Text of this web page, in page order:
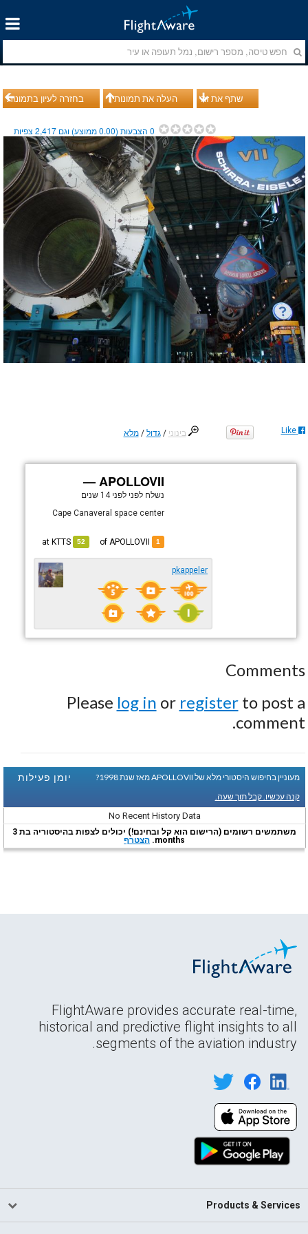
בחזרה לעיון בתמונות העלה את תמונותיך שתף את זה
0הצבעות (0.00ממוצע) וגם 2,417צפיות
בינוני /גדול /מלא Like
APOLLOVII —
נשלח לפני לפני 14 שנים
Cape Canaveral space center
1
52
KTTS
pkappeler
Comments
Please log in or registerto post a
comment.
יומן פעילות
מעוניין בחיפוש היסטורי מלא של APOLLOVII מאז שנת 1998?
קנה עכשיו. קבל תוך שעה.
No Recent History Data
משתמשים רשומים (הרישום הוא קל ובחינם!) יכולים לצפות בהיסטוריה בת 3
months. הצטרף
FlightAware provides accurate real-time,
historical and predictive flight insights to all
segments of the aviation industry.
Products & Services